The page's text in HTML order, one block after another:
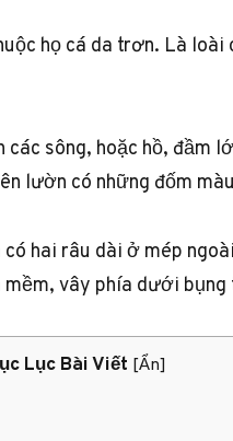
họ cá da trơn. Là
sông, hoặc hồ, đầm
lườn có những đốm
hai râu dài ở mép
vây phía dưới
Lục Bài Viết [Ẩn]